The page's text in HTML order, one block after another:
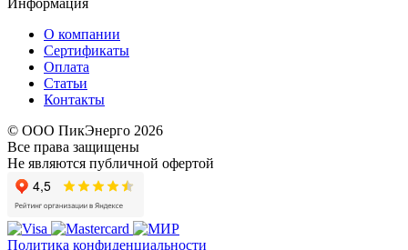
О компании
Сертификаты
Оплата
Статьи
Контакты
© ООО ПикЭнерго 2026
Все права защищены
Не являются публичной офертой
Политика конфиденциальности